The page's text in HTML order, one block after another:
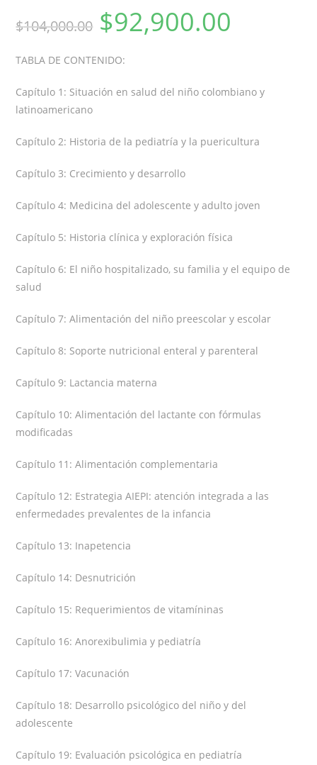
$104,000.00 $92,900.00
TABLA DE CONTENIDO:
Capítulo 1: Situación en salud del niño colombiano y
latinoamericano
Capítulo 2: Historia de la pediatría y la puericultura
Capítulo 3: Crecimiento y desarrollo
Capítulo 4: Medicina del adolescente y adulto joven
Capítulo 5: Historia clínica y exploración física
Capítulo 6: El niño hospitalizado, su familia y el equipo de
salud
Capítulo 7: Alimentación del niño preescolar y escolar
Capítulo 8: Soporte nutricional enteral y parenteral
Capítulo 9: Lactancia materna
Capítulo 10: Alimentación del lactante con fórmulas
modificadas
Capítulo 11: Alimentación complementaria
Capítulo 12: Estrategia AIEPI: atención integrada a las
enfermedades prevalentes de la infancia
Capítulo 13: Inapetencia
Capítulo 14: Desnutrición
Capítulo 15: Requerimientos de vitamíninas
Capítulo 16: Anorexibulimia y pediatría
Capítulo 17: Vacunación
Capítulo 18: Desarrollo psicológico del niño y del
adolescente
Capítulo 19: Evaluación psicológica en pediatría